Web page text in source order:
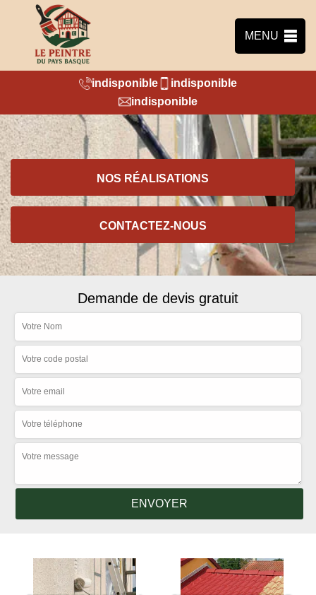
MENU
indisponible
indisponible
indisponible
NOS RÉALISATIONS
CONTACTEZ-NOUS
Demande de devis gratuit